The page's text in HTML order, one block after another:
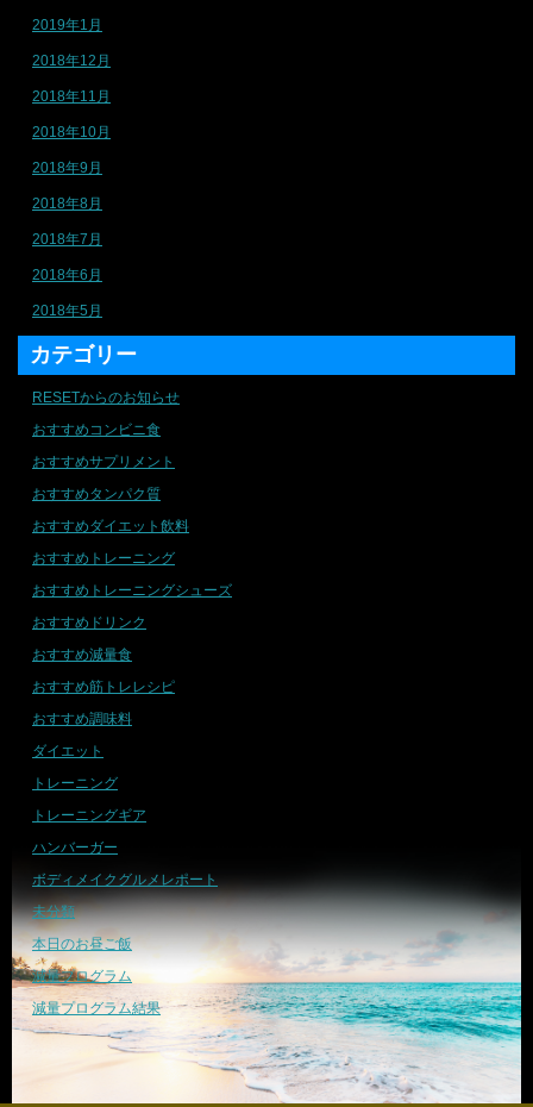
2019年1月
2018年12月
2018年11月
2018年10月
2018年9月
2018年8月
2018年7月
2018年6月
2018年5月
カテゴリー
RESETからのお知らせ
おすすめコンビニ食
おすすめサプリメント
おすすめタンパク質
おすすめダイエット飲料
おすすめトレーニング
おすすめトレーニングシューズ
おすすめドリンク
おすすめ減量食
おすすめ筋トレレシピ
おすすめ調味料
ダイエット
トレーニング
トレーニングギア
ハンバーガー
ボディメイクグルメレポート
未分類
本日のお昼ご飯
減量プログラム
減量プログラム結果